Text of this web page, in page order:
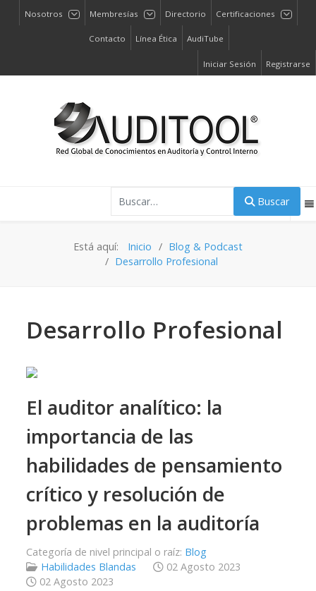
Nosotros Membresías Directorio Certificaciones
Contacto Línea Ética AudiTube
Iniciar Sesión Registrarse
Buscar
Está aquí: Inicio
Blog & Podcast
Desarrollo Profesional
Desarrollo Profesional
El auditor analítico: la
importancia de las
habilidades de pensamiento
crítico y resolución de
problemas en la auditoría
Categoría de nivel principal o raíz: Blog
Habilidades Blandas
02 Agosto 2023
02 Agosto 2023